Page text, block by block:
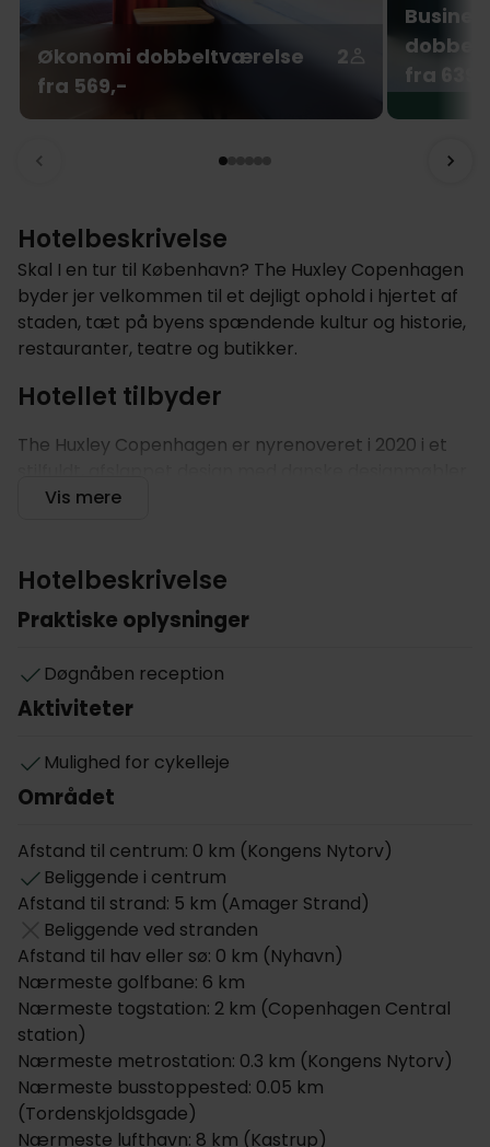
Økonomi dobbeltværelse
2
fra 569,-
fra
Hotelbeskrivelse
Skal I en tur til København? The Huxley Copenhagen
byder jer velkommen til et dejligt ophold i hjertet af
staden, tæt på byens spændende kultur og historie,
restauranter, teatre og butikker.
Hotellet tilbyder
The Huxley Copenhagen er nyrenoveret i 2020 i et
lavet specielt til hotellet. Når I ankommer, kan I nyde
varierede og lækre morgenmad, inden Københavns
gåben, er I på strøget. To gader væk finder I Nyhavn
befinder sig i et levende kvarter med anerkendte
restauranter, uformel streetfood, hyggelige cafeer,
Der er nem parkering tæt på hotellet mod et
dagligt gebyr, og I tilbydes også cykler til leje. The
venlige hund, og jeres hund er naturligvis også
velkommen.
Værelserne
Hotellets 81 indbydende værelser findes i forskellige
størrelser, og passer godt til både par, familier og
grupper. Værelserne er indrettet med danske
designmøbler, og udmærker sig ved de yderst
komfortable senge. Alle værelser har eget
brusebad, fjernsyn, telefon, minibox og hårtørrer.
Hotellet tilbyder også allergivenlige værelser.
Vis mere
Hotelbeskrivelse
Praktiske oplysninger
Døgnåben reception
Aktiviteter
Mulighed for cykelleje
Området
Afstand til centrum: 0 km (Kongens Nytorv)
Beliggende i centrum
Afstand til strand: 5 km (Amager Strand)
Beliggende ved stranden
Afstand til hav eller sø: 0 km (Nyhavn)
Nærmeste golfbane: 6 km
Nærmeste togstation: 2 km (Copenhagen Central
station)
Nærmeste metrostation: 0.3 km (Kongens Nytorv)
Nærmeste busstoppested: 0.05 km
(Tordenskjoldsgade)
Nærmeste lufthavn: 8 km (Kastrup)